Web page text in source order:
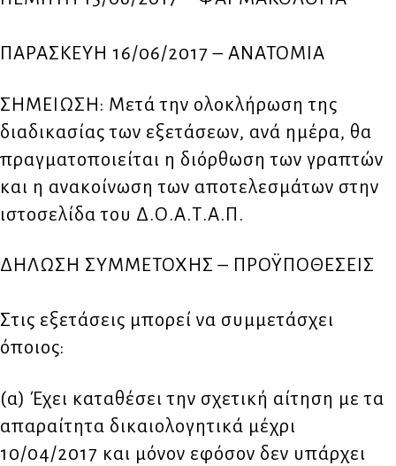
ΠΑΡΑΣΚΕΥΗ 16/06/2017 – ΑΝΑΤΟΜΙΑ
ΣΗΜΕΙΩΣΗ: Μετά την ολοκλήρωση της
διαδικασίας των εξετάσεων, ανά ημέρα, θα
πραγματοποιείται η διόρθωση των γραπτών
και η ανακοίνωση των αποτελεσμάτων στην
ιστοσελίδα του Δ.Ο.Α.Τ.Α.Π.
ΔΗΛΩΣΗ ΣΥΜΜΕΤΟΧΗΣ – ΠΡΟΫΠΟΘΕΣΕΙΣ
Στις εξετάσεις μπορεί να συμμετάσχει
όποιος:
(α) Έχει καταθέσει την σχετική αίτηση με τα
απαραίτητα δικαιολογητικά μέχρι
10/04/2017 και μόνον εφόσον δεν υπάρχει